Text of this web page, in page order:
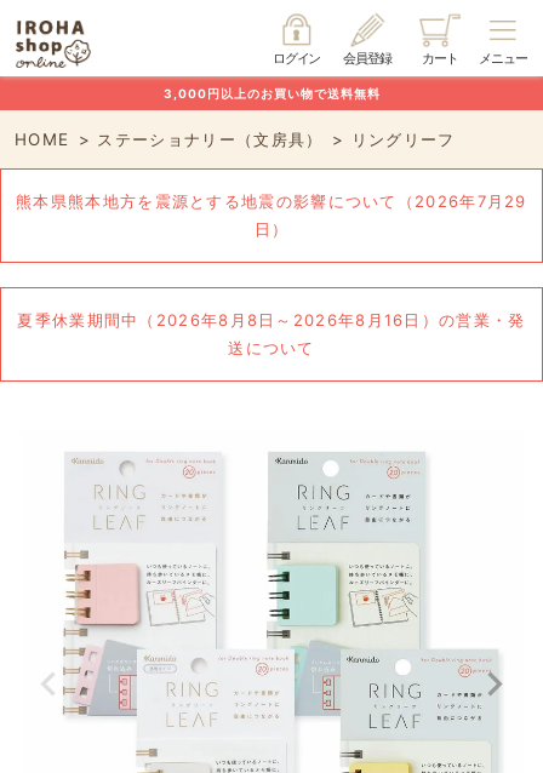
メニュー
カート
会員登録
ログイン
3,000円以上のお買い物で送料無料
HOME ステーショナリー（文房具） リングリーフ
熊本県熊本地方を震源とする地震の影響について（2026年7月29
日）
夏季休業期間中（2026年8月8日～2026年8月16日）の営業・発
送について